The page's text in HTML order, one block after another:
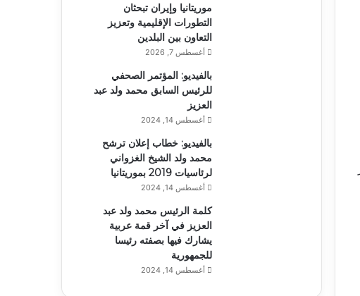
موريتانيا وإيران تبحثان
التطورات الإقليمية وتعزيز
التعاون بين البلدين
أغسطس 7, 2026
بالفيديو: المؤتمر الصحفي
للرئيس السابق محمد ولد عبد
العزيز
أغسطس 14, 2024
بالفيديو: خطاب إعلان ترشح
محمد ولد الشيخ الغزواني
لرئاسيات 2019 بموريتانيا
أغسطس 14, 2024
كلمة الرئيس محمد ولد عبد
العزيز في آخر قمة عربية
يشارك فيها بصفته رئيسا
للجمهورية
أغسطس 14, 2024